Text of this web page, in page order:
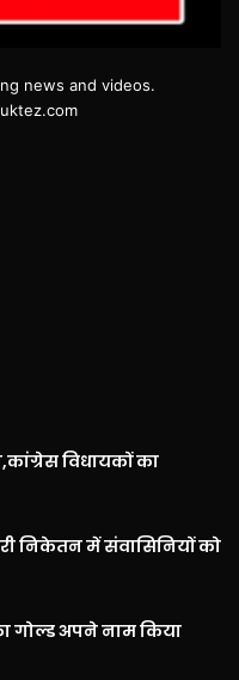
news and videos.
विधायकों का
निकेतन में संवासिनियों को
गोल्ड अपने नाम किया